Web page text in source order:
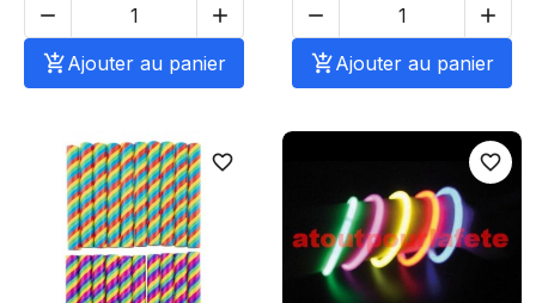


Ajouter au panier


Ajouter au panier
favorite_border favorite_border